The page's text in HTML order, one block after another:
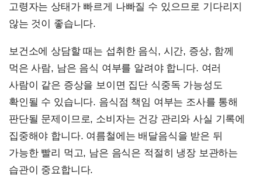
고령자는 상태가 빠르게 나빠질 수 있으므로 기다리지
않는 것이 좋습니다.
보건소에 상담할 때는 섭취한 음식, 시간, 증상, 함께
먹은 사람, 남은 음식 여부를 알려야 합니다. 여러
사람이 같은 증상을 보이면 집단 식중독 가능성도
확인될 수 있습니다. 음식점 책임 여부는 조사를 통해
판단될 문제이므로, 소비자는 건강 관리와 사실 기록에
집중해야 합니다. 여름철에는 배달음식을 받은 뒤
가능한 빨리 먹고, 남은 음식은 적절히 냉장 보관하는
습관이 중요합니다.